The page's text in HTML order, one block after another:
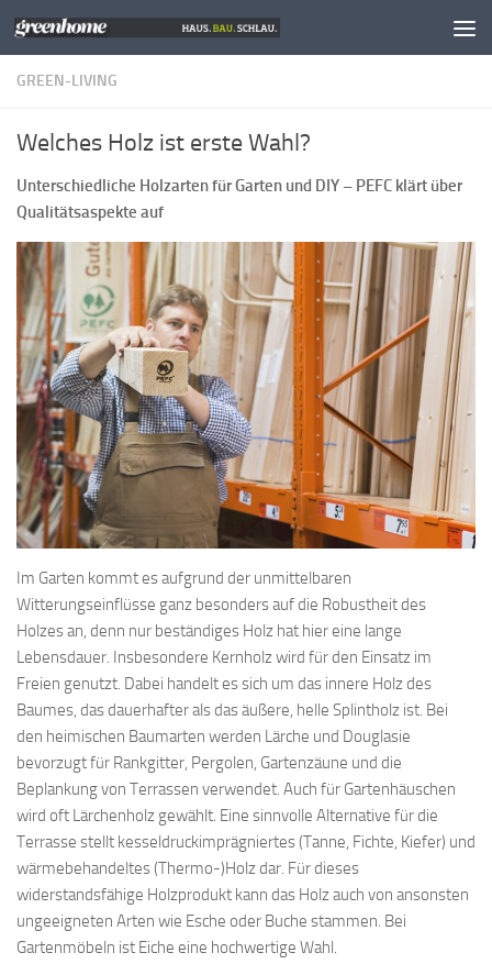
Zum Inhalt springen
GREEN-LIVING
Welches Holz ist erste Wahl?
Unterschiedliche Holzarten für Garten und DIY – PEFC klärt über
Qualitätsaspekte auf
Im Garten kommt es aufgrund der unmittelbaren
Witterungseinflüsse ganz besonders auf die Robustheit des
Holzes an, denn nur beständiges Holz hat hier eine lange
Lebensdauer. Insbesondere Kernholz wird für den Einsatz im
Freien genutzt. Dabei handelt es sich um das innere Holz des
Baumes, das dauerhafter als das äußere, helle Splintholz ist. Bei
den heimischen Baumarten werden Lärche und Douglasie
bevorzugt für Rankgitter, Pergolen, Gartenzäune und die
Beplankung von Terrassen verwendet. Auch für Gartenhäuschen
wird oft Lärchenholz gewählt. Eine sinnvolle Alternative für die
Terrasse stellt kesseldruckimprägniertes (Tanne, Fichte, Kiefer) und
wärmebehandeltes (Thermo-)Holz dar. Für dieses
widerstandsfähige Holzprodukt kann das Holz auch von ansonsten
ungeeigneten Arten wie Esche oder Buche stammen. Bei
Gartenmöbeln ist Eiche eine hochwertige Wahl.